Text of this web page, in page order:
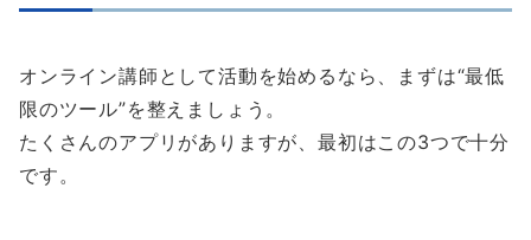
オンライン講師として活動を始めるなら、まずは“最低
限のツール”を整えましょう。
たくさんのアプリがありますが、最初はこの3つで十分
です。